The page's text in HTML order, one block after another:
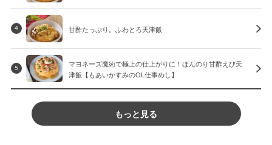
4 甘酢たっぷり。ふわとろ天津飯
5
マヨネーズ魔術で極上の仕上がりに！ほんのり甘酢えび天
津飯【もあいかすみのOL仕事めし】
もっと見る